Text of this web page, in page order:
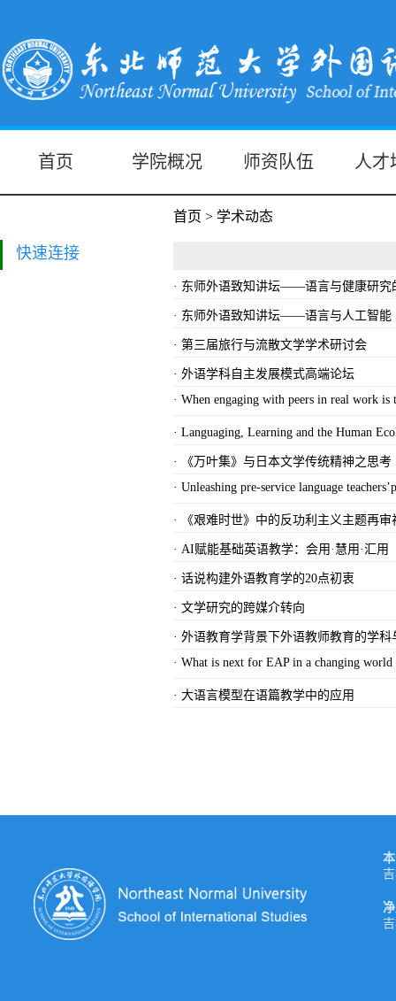
首页 学院概况 师资队伍 人才
快速连接
首页 > 学术动态
· 东师外语致知讲坛——语言与健康研究
· 东师外语致知讲坛——语言与人工智能
· 第三届旅行与流散文学学术研讨会
· 外语学科自主发展模式高端论坛
· When engaging with peers in real work
· Languaging, Learning and the Human
· 《万叶集》与日本文学传统精神之思考
· Unleashing pre-service language
· 《艰难时世》中的反功利主义主题再审
· AI赋能基础英语教学：会用·慧用·汇用
· 话说构建外语教育学的20点初衷
· 文学研究的跨媒介转向
· 外语教育学背景下外语教师教育的学科
· What is next for EAP in a changing world
· 大语言模型在语篇教学中的应用